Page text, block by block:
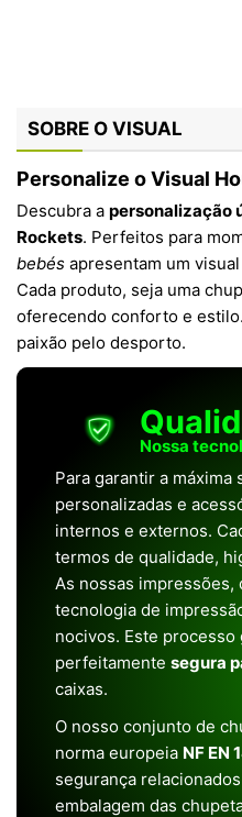
SOBRE O VISUAL
Personalize o Visual
Descubra a personalização
Rockets. Perfeitos para
bebés apresentam um
Cada produto, seja uma
oferecendo conforto e
paixão pelo desporto.
Nossa
Para garantir a máxima
personalizadas e
internos e externos.
termos de qualidade,
As nossas impressões,
tecnologia de
nocivos. Este
perfeitamente segura
caixas.
O nosso conjunto de
norma europeia NF EN
segurança
embalagem das